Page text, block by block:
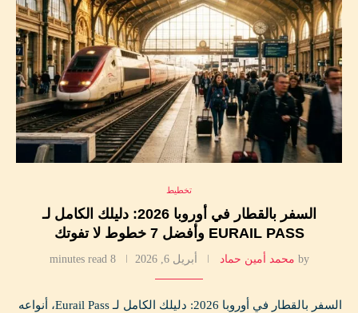
تخطيط
السفر بالقطار في أوروبا 2026: دليلك الكامل لـ
EURAIL PASS وأفضل 7 خطوط لا تفوتك
by محمد أمين حماد أبريل 6, 2026 8 minutes read
السفر بالقطار في أوروبا 2026: دليلك الكامل لـ Eurail Pass، أنواعه